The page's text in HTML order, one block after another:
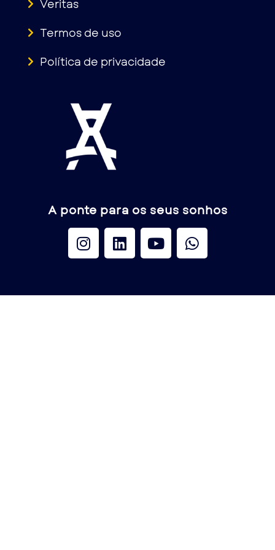
A ponte para os seus sonhos
Veritas
Termos de uso
Política de privacidade